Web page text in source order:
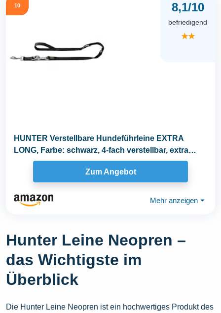
10 8,1/10
befriedigend
★★
HUNTER Verstellbare Hundeführleine EXTRA
LONG, Farbe: schwarz, 4-fach verstellbar, extra
lang...
Zum Angebot
Mehr anzeigen ⏷
Hunter Leine Neopren –
das Wichtigste im
Überblick
Die Hunter Leine Neopren ist ein hochwertiges Produkt des